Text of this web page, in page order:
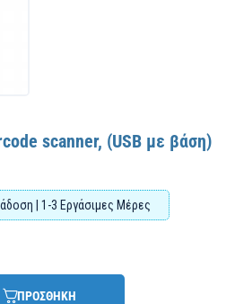
scanner, (USB με βάση)
| 1-3 Εργάσιμες Μέρες
ΠΡΟΣΘΗΚΗ